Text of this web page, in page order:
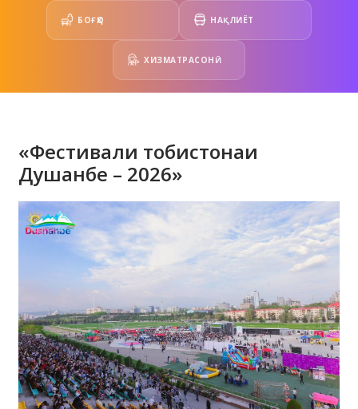
БОҒҲО НАҚЛИЁТ
ХИЗМАТРАСОНӢ
«Фестивали тобистонаи
Душанбе – 2026»